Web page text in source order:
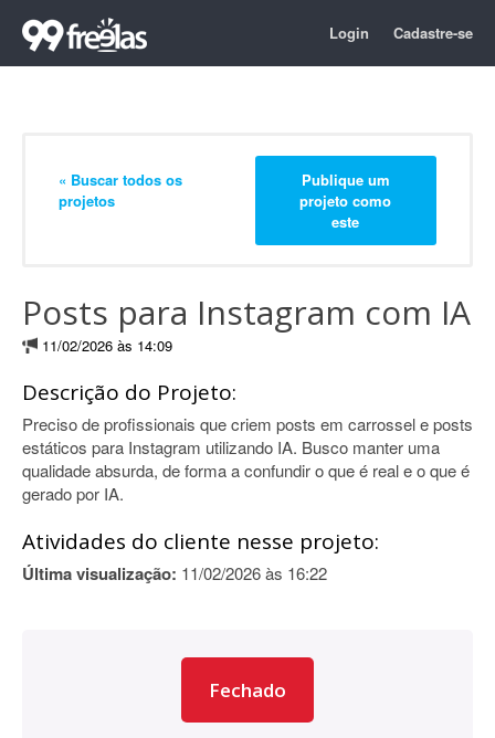
Login Cadastre-se
« Buscar todos os
projetos
Publique um
projeto como
este
Posts para Instagram com IA
11/02/2026 às 14:09
Descrição do Projeto:
Preciso de profissionais que criem posts em carrossel e posts
estáticos para Instagram utilizando IA. Busco manter uma
qualidade absurda, de forma a confundir o que é real e o que é
gerado por IA.
Atividades do cliente nesse projeto:
Última visualização: 11/02/2026 às 16:22
Fechado